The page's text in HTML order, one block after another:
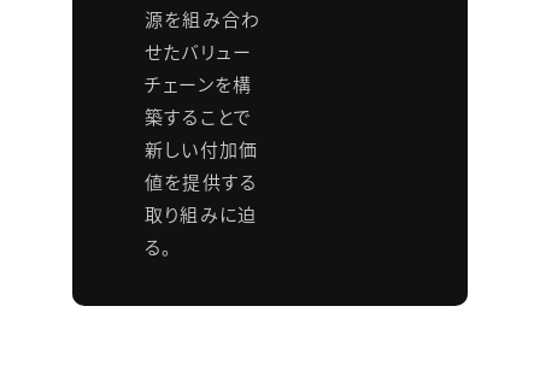
源を組み合わ
せたバリュー
チェーンを構
築することで
新しい付加価
値を提供する
取り組みに迫
る。